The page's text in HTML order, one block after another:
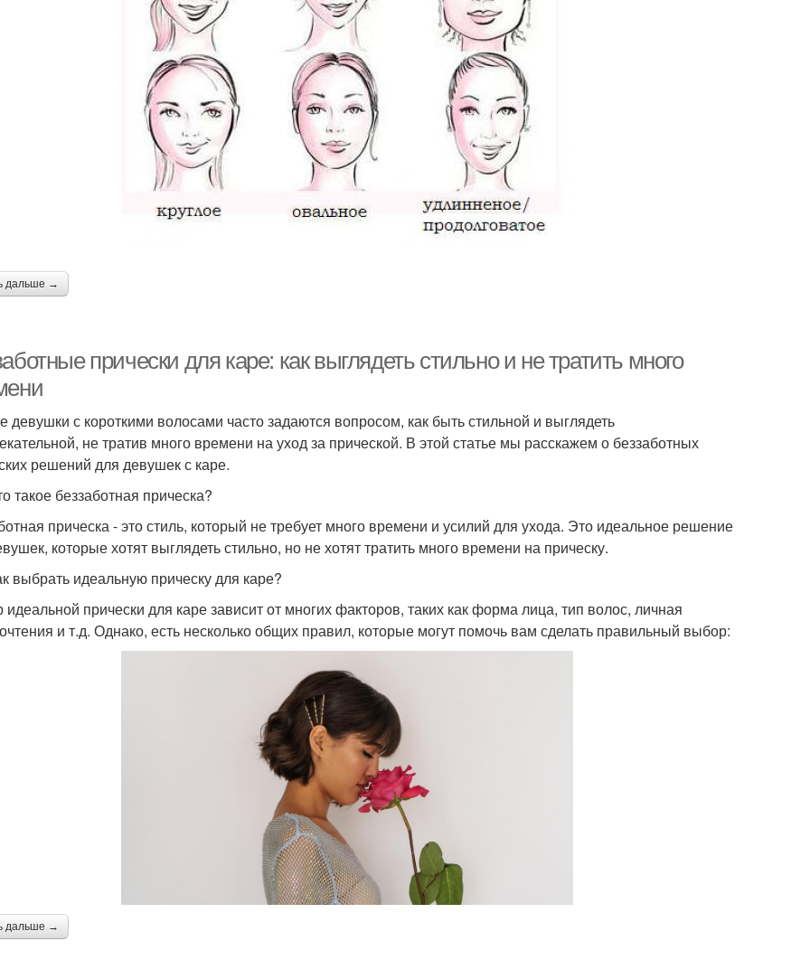
дальше →
прически для каре: как выглядеть стильно и не тратить много
девушки с короткими волосами часто задаются вопросом, как быть стильной и выглядеть
не тратив много времени на уход за прической. В этой статье мы расскажем о беззаботных
решений для девушек с каре.
такое беззаботная прическа?
прическа - это стиль, который не требует много времени и усилий для ухода. Это идеальное решение
которые хотят выглядеть стильно, но не хотят тратить много времени на прическу.
выбрать идеальную прическу для каре?
прически для каре зависит от многих факторов, таких как форма лица, тип волос, личная
и т.д. Однако, есть несколько общих правил, которые могут помочь вам сделать правильный выбор:
дальше →